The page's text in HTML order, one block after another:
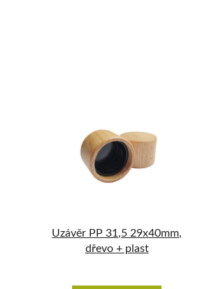
Uzávěr PP 31,5 29x40mm,
dřevo + plast